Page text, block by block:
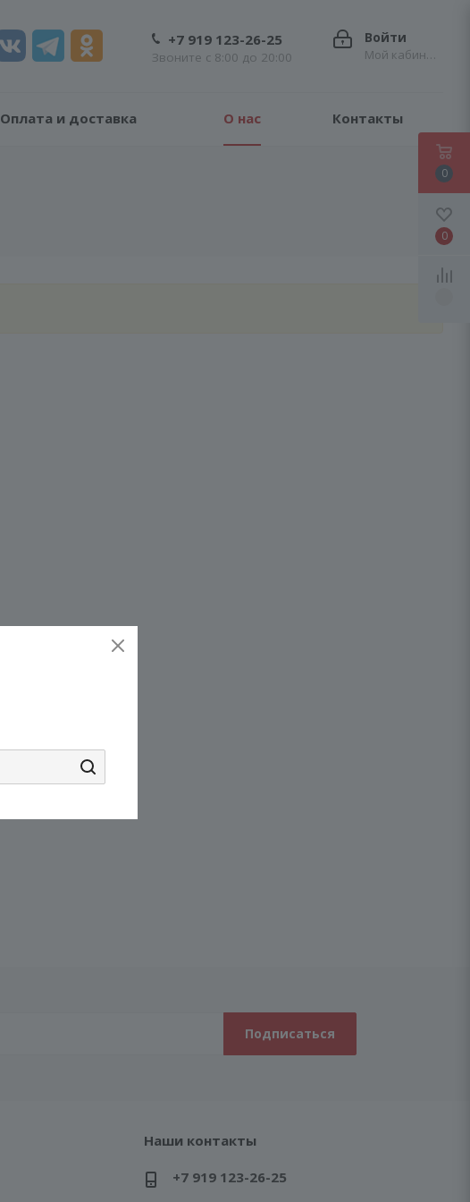
Войти
Мой кабинет
+7 919 123-26-25
Звоните с 8:00 до 20:00
Оплата и доставка О нас Контакты
Наши контакты
+7 919 123-26-25
0
0